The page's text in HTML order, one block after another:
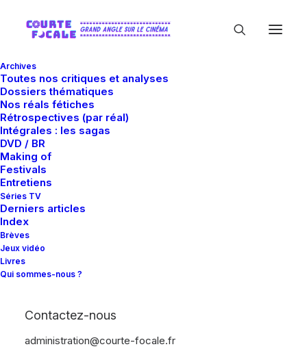
Archives
Toutes nos critiques et analyses
Dossiers thématiques
Nos réals fétiches
Rétrospectives (par réal)
Intégrales : les sagas
DVD / BR
Making of
Festivals
Entretiens
Séries TV
Derniers articles
Index
Brèves
Jeux vidéo
Livres
Qui sommes-nous ?
Contactez-nous
administration@courte-focale.fr